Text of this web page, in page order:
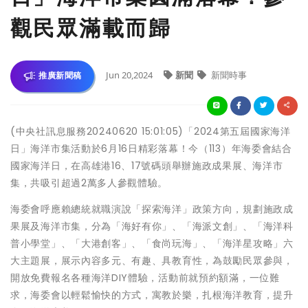
觀民眾滿載而歸
推廣新聞稿 Jun 20,2024 新聞 新聞時事
(中央社訊息服務20240620 15:01:05)「2024第五屆國家海洋
日」海洋市集活動於6月16日精彩落幕！今（113）年海委會結合
國家海洋日，在高雄港16、17號碼頭舉辦施政成果展、海洋市
集，共吸引超過2萬多人參觀體驗。
海委會呼應賴總統就職演說「探索海洋」政策方向，規劃施政成
果展及海洋市集，分為「海好有你」、「海派文創」、「海洋科
普小學堂」、「大港創客」、「食尚玩海」、「海洋星攻略」六
大主題展，展示內容多元、有趣、具教育性，為鼓勵民眾參與，
開放免費報名各種海洋DIY體驗，活動前就預約額滿，一位難
求，海委會以輕鬆愉快的方式，寓教於樂，扎根海洋教育，提升